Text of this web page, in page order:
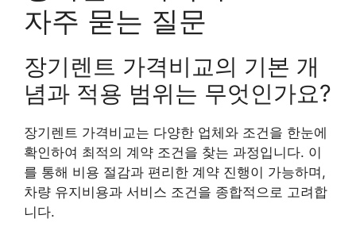
자주 묻는 질문
장기렌트 가격비교의 기본 개
념과 적용 범위는 무엇인가요?
장기렌트 가격비교는 다양한 업체와 조건을 한눈에
확인하여 최적의 계약 조건을 찾는 과정입니다. 이
를 통해 비용 절감과 편리한 계약 진행이 가능하며,
차량 유지비용과 서비스 조건을 종합적으로 고려합
니다.